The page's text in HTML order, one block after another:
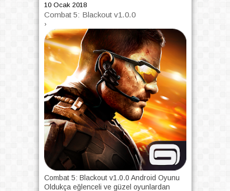
10 Ocak 2018
Combat 5: Blackout v1.0.0
›
Combat 5: Blackout v1.0.0 Android Oyunu
Oldukça eğlenceli ve güzel oyunlardan